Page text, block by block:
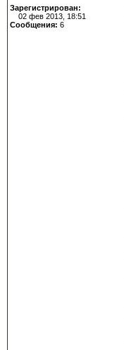
Зарегистрирован:
02 фев 2013, 18:51
Сообщения: 6